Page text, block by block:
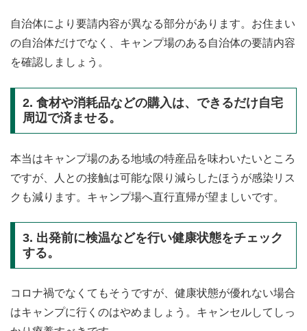
自治体により要請内容が異なる部分があります。お住まい
の自治体だけでなく、キャンプ場のある自治体の要請内容
を確認しましょう。
2. 食材や消耗品などの購入は、できるだけ自宅
周辺で済ませる。
本当はキャンプ場のある地域の特産品を味わいたいところ
ですが、人との接触は可能な限り減らしたほうが感染リス
クも減ります。キャンプ場へ直行直帰が望ましいです。
3. 出発前に検温などを行い健康状態をチェック
する。
コロナ禍でなくてもそうですが、健康状態が優れない場合
はキャンプに行くのはやめましょう。キャンセルしてしっ